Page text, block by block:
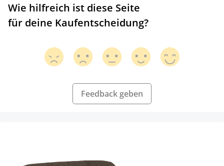
Wie hilfreich ist diese Seite
für deine Kaufentscheidung?
Feedback geben